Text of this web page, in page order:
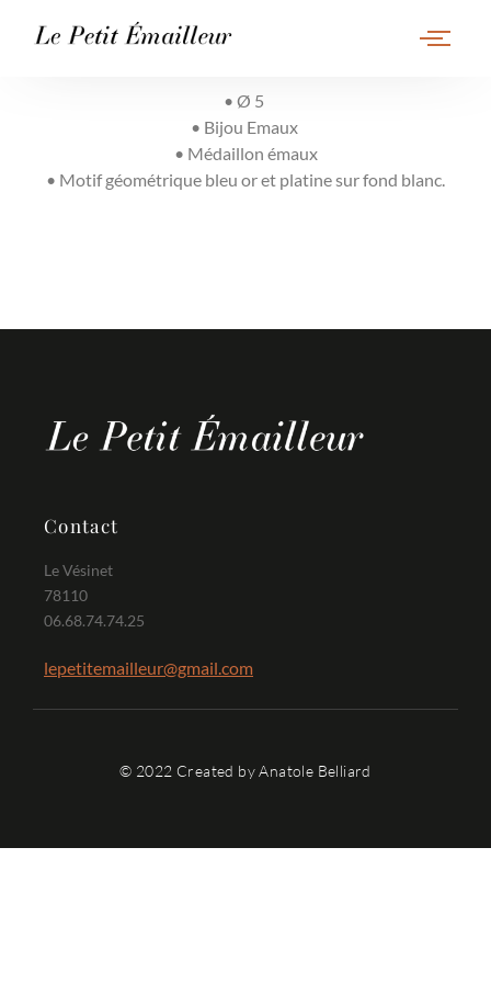
• Ø 5
• Bijou Emaux
• Médaillon émaux
• Motif géométrique bleu or et platine sur fond blanc.
Contact
Le Vésinet
78110
06.68.74.74.25
lepetitemailleur@gmail.com
© 2022 Created by Anatole Belliard